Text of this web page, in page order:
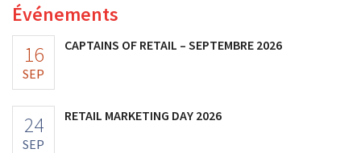
Événements
16
SEP
CAPTAINS OF RETAIL – SEPTEMBRE 2026
24
SEP
RETAIL MARKETING DAY 2026